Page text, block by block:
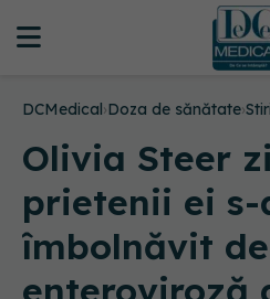
DCMedical›Doza de sănătate›Stiri
Olivia Steer
prietenii ei s-
îmbolnăvit de
enteroviroză